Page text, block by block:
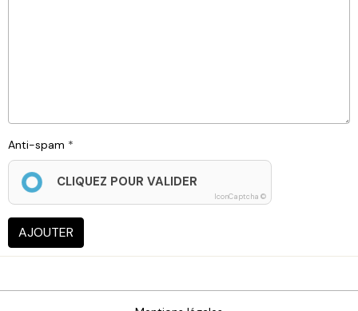
Anti-spam
CLIQUEZ POUR VALIDER
IconCaptcha ©
AJOUTER